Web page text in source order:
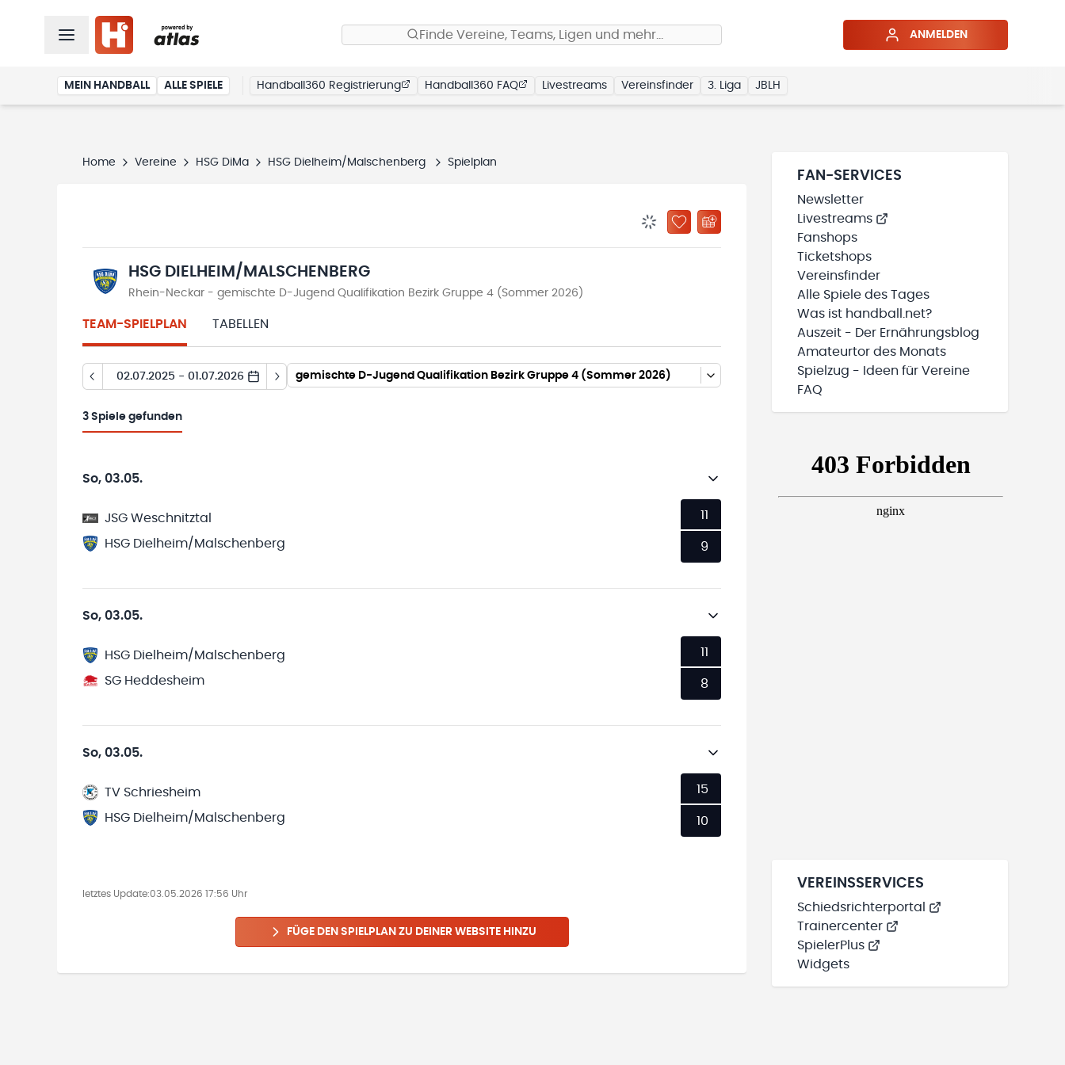
Finde Vereine, Teams, Ligen und mehr… ANMELDEN
MEIN HANDBALL ALLE SPIELE Handball360 Registrierung Handball360 FAQ Livestreams Vereinsfinder 3. Liga JBLH
Home Vereine HSG DiMa HSG Dielheim/Malschenberg Spielplan
BENACHRICHTIGUNGSSTATUS WIRD GELADEN
ZU „MEINE TEAMS“ HINZUFÜGEN
HSG DIELHEIM/MALSCHENBERG
Rhein-Neckar - gemischte D-Jugend Qualifikation Bezirk Gruppe 4 (Sommer 2026)
TEAM-SPIELPLAN TABELLEN
02.07.2025 - 01.07.2026 gemischte D-Jugend Qualifikation Bezirk Gruppe 4 (Sommer 2026)
3 Spiele gefunden
So, 03.05.
JSG Weschnitztal
HSG Dielheim/Malschenberg
11
9
So, 03.05.
HSG Dielheim/Malschenberg
SG Heddesheim
11
8
So, 03.05.
TV Schriesheim
HSG Dielheim/Malschenberg
15
10
letztes Update:03.05.2026 17:56 Uhr
FÜGE DEN SPIELPLAN ZU DEINER WEBSITE HINZU
FAN-SERVICES
Newsletter
Livestreams
Fanshops
Ticketshops
Vereinsfinder
Alle Spiele des Tages
Was ist handball.net?
Auszeit - Der Ernährungsblog
Amateurtor des Monats
Spielzug - Ideen für Vereine
FAQ
VEREINSSERVICES
Schiedsrichterportal
Trainercenter
SpielerPlus
Widgets